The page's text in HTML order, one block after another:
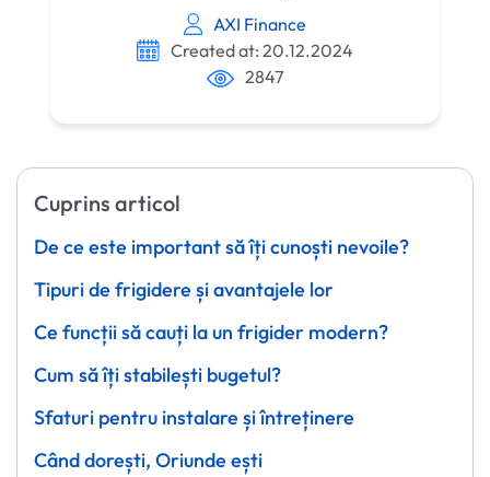
AXI Finance
Created at: 20.12.2024
2847
Cuprins articol
De ce este important să îți cunoști nevoile?
Tipuri de frigidere și avantajele lor
Ce funcții să cauți la un frigider modern?
Cum să îți stabilești bugetul?
Sfaturi pentru instalare și întreținere
Când dorești, Oriunde ești